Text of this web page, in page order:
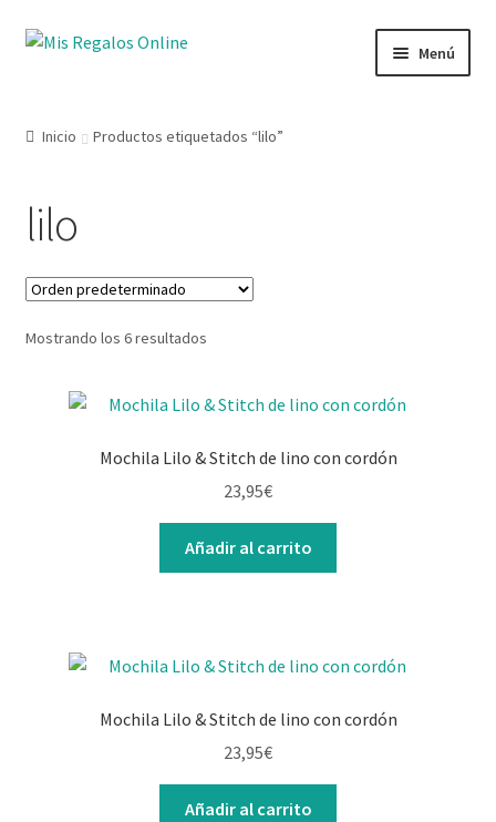
Menú
Secciones
Ofertas
Novedades
Lista de deseos
Inicio Productos etiquetados “lilo”
lilo
Mostrando los 6 resultados
Mochila Lilo & Stitch de lino con cordón
23,95€
Añadir al carrito
Mochila Lilo & Stitch de lino con cordón
23,95€
Añadir al carrito